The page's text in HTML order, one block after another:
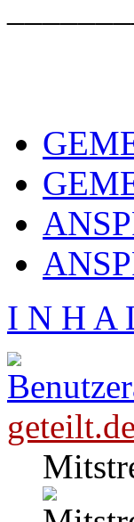
I N H A
geteilt.de